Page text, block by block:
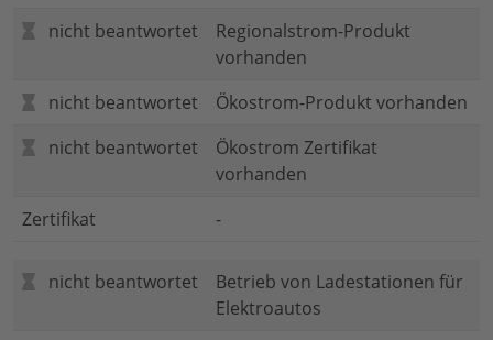
nicht beantwortet
Regionalstrom-Produkt
vorhanden
nicht beantwortet
Ökostrom-Produkt vorhanden
nicht beantwortet
Ökostrom Zertifikat
vorhanden
Zertifikat
-
nicht beantwortet
Betrieb von Ladestationen für
Elektroautos